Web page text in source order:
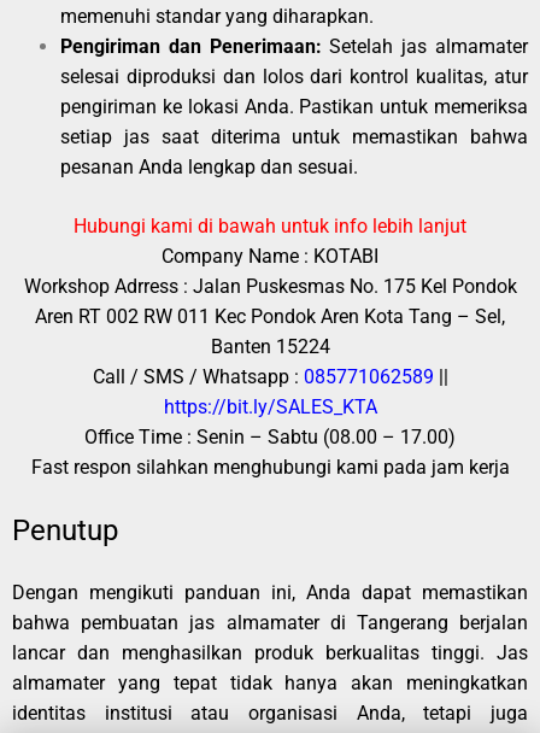
memenuhi standar yang diharapkan.
Pengiriman dan Penerimaan: Setelah jas almamater
selesai diproduksi dan lolos dari kontrol kualitas, atur
pengiriman ke lokasi Anda. Pastikan untuk memeriksa
setiap jas saat diterima untuk memastikan bahwa
pesanan Anda lengkap dan sesuai.
Hubungi kami di bawah untuk info lebih lanjut
Company Name : KOTABI
Workshop Adrress : Jalan Puskesmas No. 175 Kel Pondok
Aren RT 002 RW 011 Kec Pondok Aren Kota Tang – Sel,
Banten 15224
Call / SMS / Whatsapp : 085771062589 ||
https://bit.ly/SALES_KTA
Office Time : Senin – Sabtu (08.00 – 17.00)
Fast respon silahkan menghubungi kami pada jam kerja
Penutup
Dengan mengikuti panduan ini, Anda dapat memastikan
bahwa pembuatan jas almamater di Tangerang berjalan
lancar dan menghasilkan produk berkualitas tinggi. Jas
almamater yang tepat tidak hanya akan meningkatkan
identitas institusi atau organisasi Anda, tetapi juga